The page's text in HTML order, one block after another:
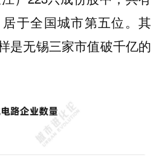
于全国城市第五位。其
是无锡三家市值破千亿的